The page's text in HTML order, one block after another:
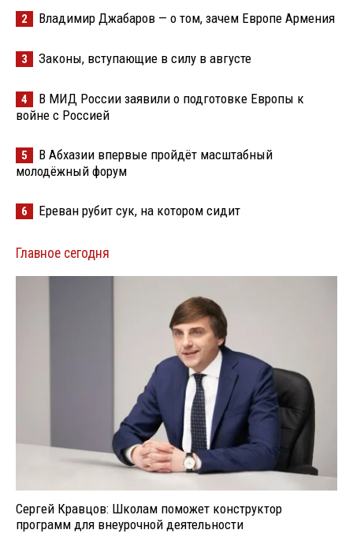
2 Владимир Джабаров — о том, зачем Европе Армения
3 Законы, вступающие в силу в августе
4
В МИД России заявили о подготовке Европы к
войне с Россией
5
В Абхазии впервые пройдёт масштабный
молодёжный форум
6 Ереван рубит сук, на котором сидит
Главное сегодня
Сергей Кравцов: Школам поможет конструктор
программ для внеурочной деятельности